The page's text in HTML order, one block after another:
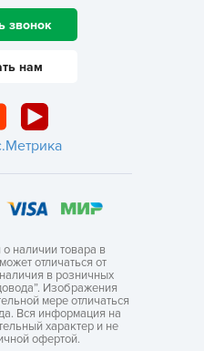
звонок
нам
наличии товара в
отличаться от
в розничных
Изображения
мере отличаться
Вся информация на
характер и не
офертой.